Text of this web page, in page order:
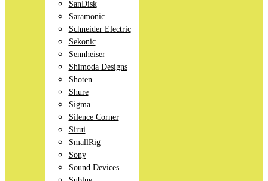
SanDisk
Saramonic
Schneider Electric
Sekonic
Sennheiser
Shimoda Designs
Shoten
Shure
Sigma
Silence Corner
Sirui
SmallRig
Sony
Sound Devices